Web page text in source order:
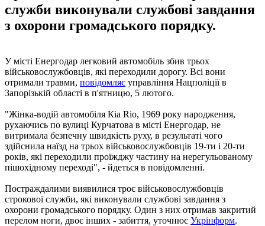
служби виконували службові завдання
з охорони громадського порядку.
У місті Енергодар легковий автомобіль збив трьох
військовослужбовців, які переходили дорогу. Всі вони
отримали травми, повідомляє управління Нацполіції в
Запорізькій області в п'ятницю, 5 лютого.
"Жінка-водій автомобіля Кіа Rіо, 1969 року народження,
рухаючись по вулиці Курчатова в місті Енергодар, не
витримала безпечну швидкість руху, в результаті чого
здійснила наїзд на трьох військовослужбовців 19-ти і 20-ти
років, які переходили проїжджу частину на нерегульованому
пішохідному переході", - йдеться в повідомленні.
Постраждалими виявилися троє військовослужбовців
строкової служби, які виконували службові завдання з
охорони громадського порядку. Один з них отримав закритий
перелом ноги, двоє інших - забиття, уточнює Укрінформ.